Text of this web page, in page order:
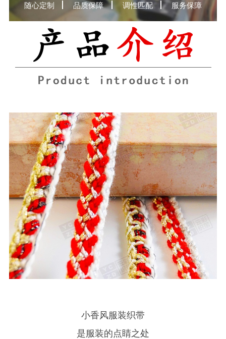
随心定制 品质保障 调性匹配 服务保障
小香风服装织带
是服装的点睛之处